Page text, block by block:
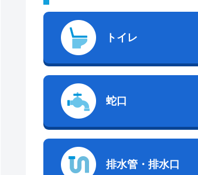
トイレ
蛇口
排水管・排水口